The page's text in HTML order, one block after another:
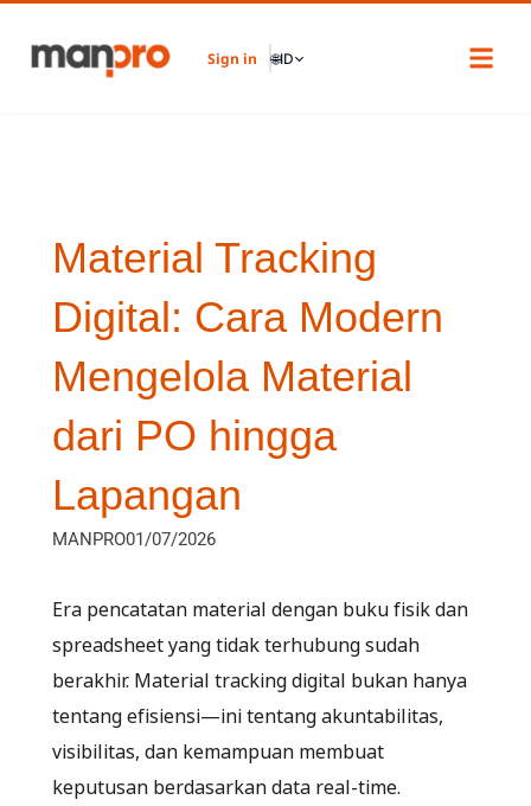
content
Sign in 🌐ID
Material Tracking
Digital: Cara Modern
Mengelola Material
dari PO hingga
Lapangan
MANPRO01/07/2026
Era pencatatan material dengan buku fisik dan
spreadsheet yang tidak terhubung sudah
berakhir. Material tracking digital bukan hanya
tentang efisiensi—ini tentang akuntabilitas,
visibilitas, dan kemampuan membuat
keputusan berdasarkan data real-time.